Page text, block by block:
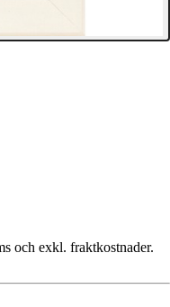
och exkl. fraktkostnader.